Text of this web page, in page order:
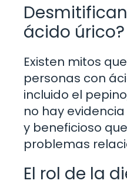
ácido úrico?
Existen mitos
personas con
incluido el
no hay
y beneficioso
problemas
El rol de la